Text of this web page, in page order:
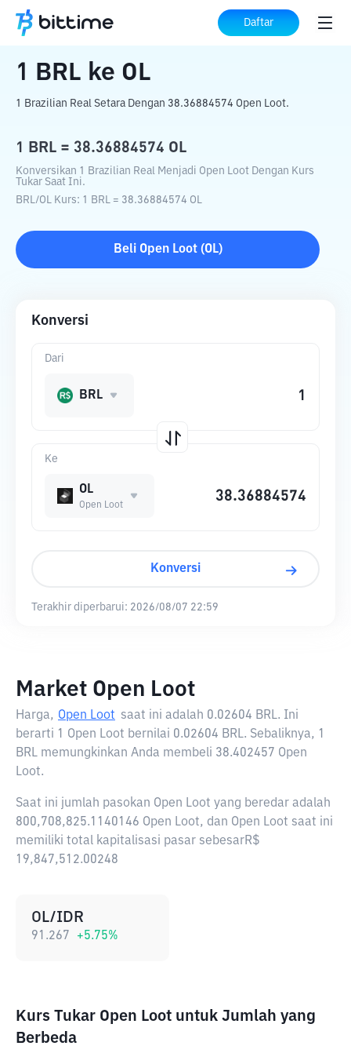
Daftar
Beranda Konverter Kripto ke
1 BRL ke OL
1 Brazilian Real Setara Dengan 38.36884574 Open Loot.
1 BRL = 38.36884574 OL
Konversikan 1 Brazilian Real Menjadi Open Loot Dengan Kurs
Tukar Saat Ini.
BRL/OL Kurs: 1 BRL = 38.36884574 OL
Beli Open Loot(OL)
Konversi
Ke
OL
Open Loot
Dari
BRL
Konversi
Terakhir diperbarui: 2026/08/07 22:59
Market Open Loot
Harga, Open Loot saat ini adalah 0.02604 BRL. Ini
berarti 1 Open Loot bernilai 0.02604 BRL. Sebaliknya, 1
BRL memungkinkan Anda membeli 38.402457 Open
Loot.
Saat ini jumlah pasokan Open Loot yang beredar adalah
800,708,825.1140146 Open Loot, dan Open Loot saat ini
memiliki total kapitalisasi pasar sebesarR$
19,847,512.00248
OL/IDR
91.267 +5.75%
Kurs Tukar Open Loot untuk Jumlah yang
Berbeda